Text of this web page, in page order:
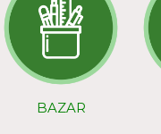
BAZAR